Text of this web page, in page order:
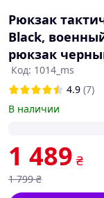
Рюкзак
Black,
рюкзак
Код: 1014_ms
4.9 (7)
В наличии
1 489 ₴
1 799 ₴